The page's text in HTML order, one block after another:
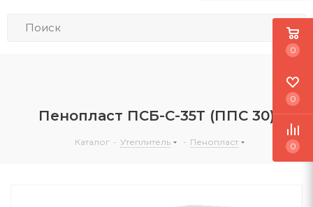
Пенопласт ПСБ-С-35Т (ППС 30)
Каталог - Утеплитель - Пенопласт
0
0
0